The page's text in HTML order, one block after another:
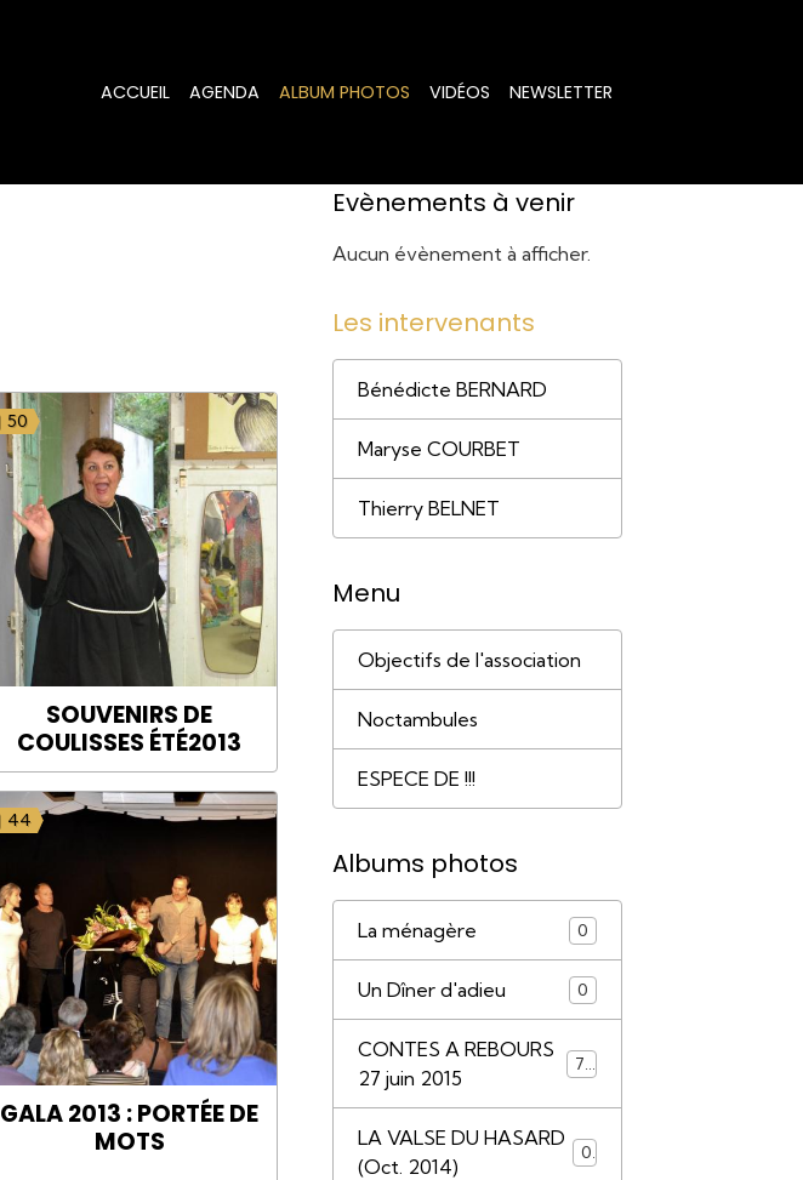
ACCUEIL AGENDA ALBUM PHOTOS VIDÉOS NEWSLETTER
50
SOUVENIRS DE
COULISSES ÉTÉ2013
44
GALA 2013 : PORTÉE DE
MOTS
Evènements à venir
Aucun évènement à afficher.
Les intervenants
Bénédicte BERNARD
Maryse COURBET
Thierry BELNET
Menu
Objectifs de l'association
Noctambules
ESPECE DE !!!
Albums photos
La ménagère 0
Un Dîner d'adieu 0
CONTES A REBOURS
27 juin 2015
79
LA VALSE DU HASARD
(Oct. 2014)
0